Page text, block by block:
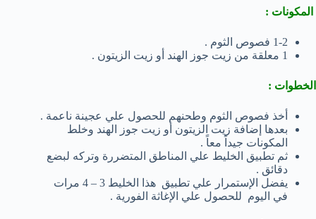
المكونات :
1-2 فصوص الثوم .
1 معلقة من زيت جوز الهند أو زيت الزيتون .
الخطوات :
أخذ فصوص الثوم وطحنهم للحصول علي عجينة ناعمة .
بعدها إضافة زيت الزيتون أو زيت جوز الهند وخلط
المكونات جيداً معاً .
ثم تطبيق الخليط علي المناطق المتضررة وتركه لبضع
دقائق .
يفضل الإستمرار علي تطبيق هذا الخليط 3 – 4 مرات
في اليوم للحصول علي الإغاثة الفورية .